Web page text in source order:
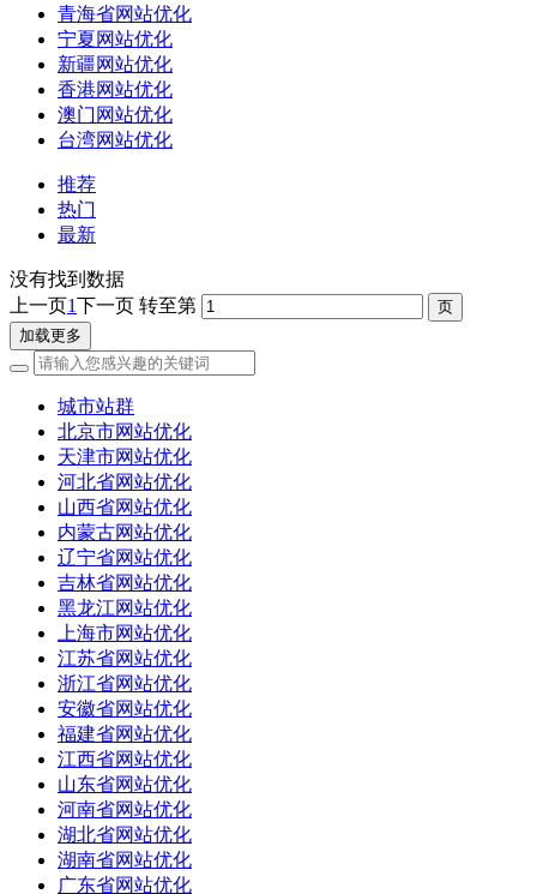
青海省网站优化
宁夏网站优化
新疆网站优化
香港网站优化
澳门网站优化
台湾网站优化
推荐
热门
最新
没有找到数据
上一页1下一页 转至第
加载更多
城市站群
北京市网站优化
天津市网站优化
河北省网站优化
山西省网站优化
内蒙古网站优化
辽宁省网站优化
吉林省网站优化
黑龙江网站优化
上海市网站优化
江苏省网站优化
浙江省网站优化
安徽省网站优化
福建省网站优化
江西省网站优化
山东省网站优化
河南省网站优化
湖北省网站优化
湖南省网站优化
广东省网站优化